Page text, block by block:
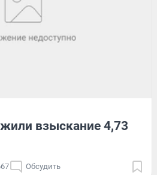
взыскание 4,73
Обсудить